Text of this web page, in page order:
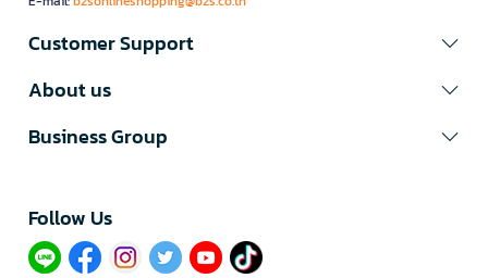
Customer Support
About us
Business Group
Follow Us​